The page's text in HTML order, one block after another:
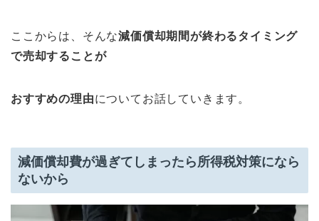
ここからは、そんな減価償却期間が終わるタイミング
で売却することが
おすすめの理由についてお話していきます。
減価償却費が過ぎてしまったら所得税対策になら
ないから